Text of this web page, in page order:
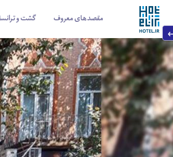
مقصدهای معروف گشت و